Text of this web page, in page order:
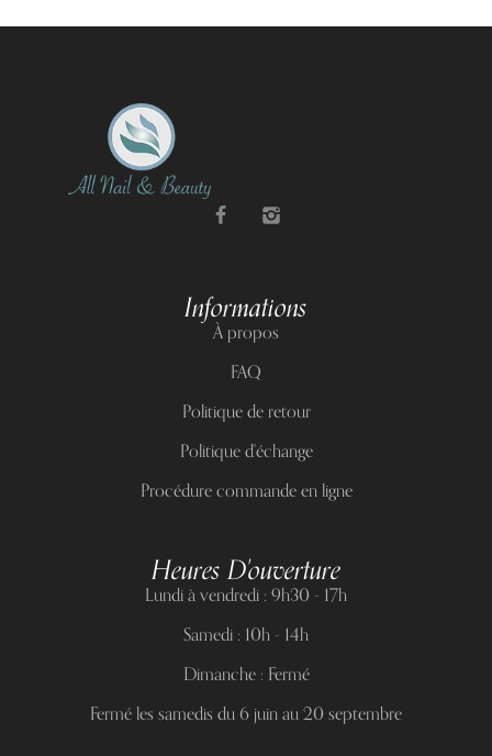
Informations
À propos
FAQ
Politique de retour
Politique d'échange
Procédure commande en ligne
Heures D'ouverture
Lundi à vendredi : 9h30 - 17h
Samedi : 10h - 14h
Dimanche : Fermé
Fermé les samedis du 6 juin au 20 septembre